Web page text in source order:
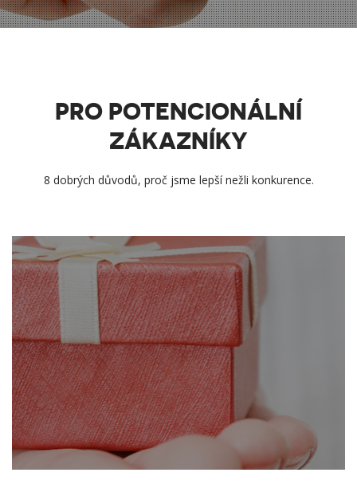
PRO POTENCIONÁLNÍ
ZÁKAZNÍKY
8 dobrých důvodů, proč jsme lepší nežli konkurence.